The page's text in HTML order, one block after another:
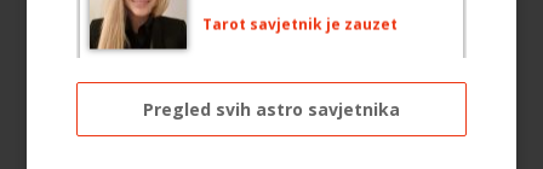
TEHNIKE:licencirana vidovinjakinja, licencirana
magije, vidovnjačke karte miss bessong
Pregled svih astro savjetnika